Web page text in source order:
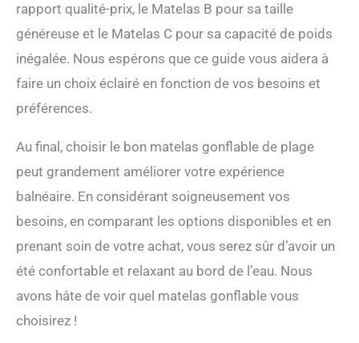
rapport qualité-prix, le Matelas B pour sa taille
généreuse et le Matelas C pour sa capacité de poids
inégalée. Nous espérons que ce guide vous aidera à
faire un choix éclairé en fonction de vos besoins et
préférences.
Au final, choisir le bon matelas gonflable de plage
peut grandement améliorer votre expérience
balnéaire. En considérant soigneusement vos
besoins, en comparant les options disponibles et en
prenant soin de votre achat, vous serez sûr d’avoir un
été confortable et relaxant au bord de l’eau. Nous
avons hâte de voir quel matelas gonflable vous
choisirez !